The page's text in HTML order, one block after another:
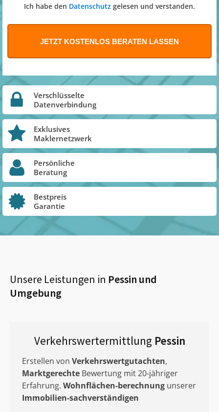
Ich habe den Datenschutz gelesen und verstanden.
Verschlüsselte
Datenverbindung
Exklusives
Maklernetzwerk
Persönliche
Beratung
Bestpreis
Garantie
Unsere Leistungen in Pessin und
Umgebung
Verkehrswertermittlung Pessin
Erstellen von Verkehrswertgutachten,
Marktgerechte Bewertung mit 20-jähriger
Erfahrung. Wohnflächen-berechnung unserer
Immobilien-sachverständigen